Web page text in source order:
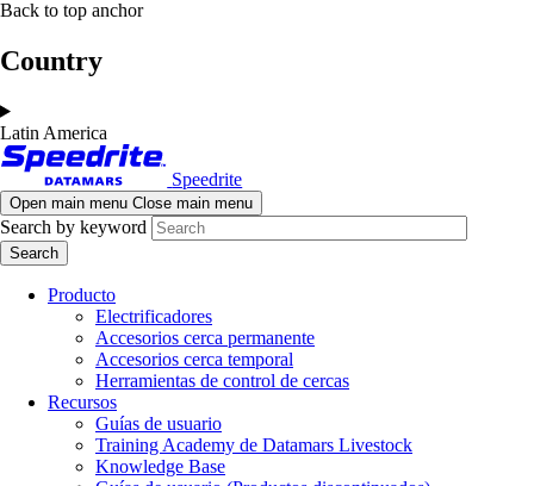
Skip
main
content
Skip
navigation
Back to top anchor
Country
Latin America
Speedrite
Open main menu Close main menu
Search by keyword
Producto
Electrificadores
Accesorios cerca permanente
Accesorios cerca temporal
Herramientas de control de cercas
Recursos
Guías de usuario
Training Academy de Datamars Livestock
Knowledge Base